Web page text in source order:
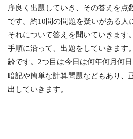
序良く出題していき、その答えを点
です。約10問の問題を疑いがある人
それについて答えを聞いていきます
手順に沿って、出題をしていきます
齢です。2つ目は今日は何年何月何
暗記や簡単な計算問題などもあり、
出していきます。